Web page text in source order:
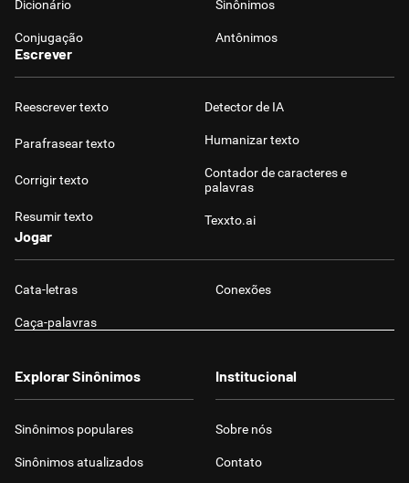
Dicionário Sinônimos
Conjugação Antônimos
Escrever
Reescrever texto
Parafrasear texto
Corrigir texto
Resumir texto
Detector de IA
Humanizar texto
Contador de caracteres e
palavras
Texxto.ai
Jogar
Cata-letras Conexões
Caça-palavras
Explorar Sinônimos
Sinônimos populares
Sinônimos atualizados
Institucional
Sobre nós
Contato